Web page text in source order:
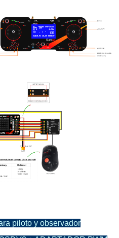
piloto y observador